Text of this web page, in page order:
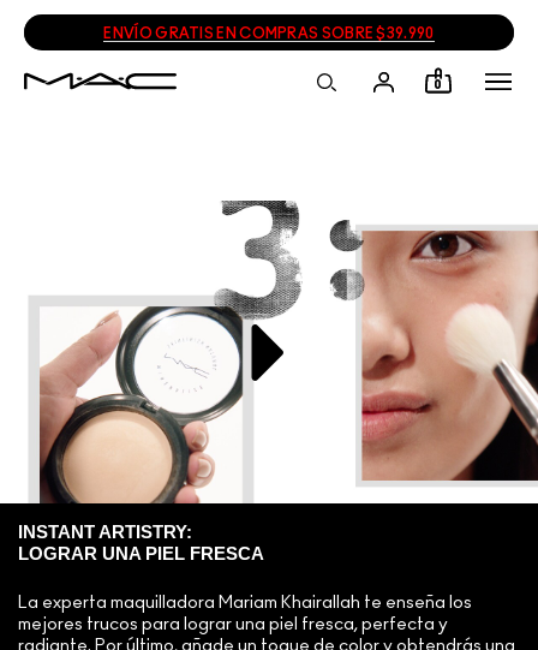
ENVÍO GRATIS EN COMPRAS SOBRE $39.990
0
INSTANT ARTISTRY:
LOGRAR UNA PIEL FRESCA
La experta maquilladora Mariam Khairallah te enseña los
mejores trucos para lograr una piel fresca, perfecta y
radiante. Por último, añade un toque de color y obtendrás una